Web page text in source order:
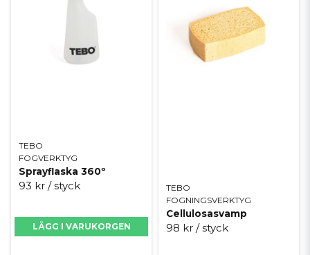
TEBO
FOGVERKTYG
Sprayflaska 360º
93 kr / styck
LÄGG I VARUKORGEN
TEBO
FOGNINGSVERKTYG
Cellulosasvamp
98 kr / styck